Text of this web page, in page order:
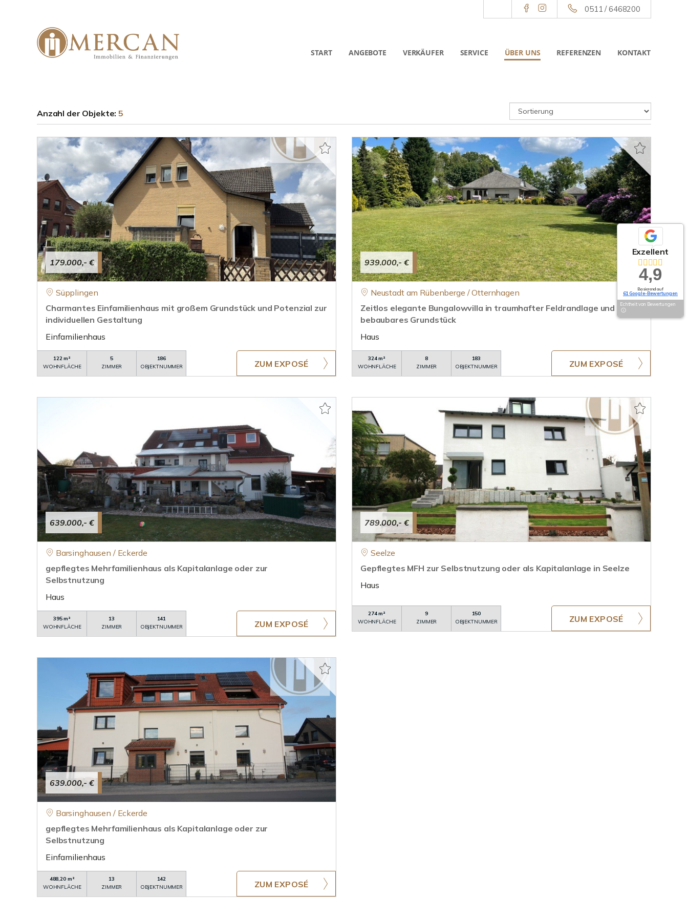
0511 / 6468200
START ANGEBOTE VERKÄUFER SERVICE ÜBER UNS REFERENZEN KONTAKT
Anzahl der Objekte:5
179.000,- €
Süpplingen
Charmantes Einfamilienhaus mit großem Grundstück und Potenzial zur
individuellen Gestaltung
Einfamilienhaus
122 m²
WOHNFLÄCHE
5
ZIMMER
186
OBJEKTNUMMER
ZUM EXPOSÉ
939.000,- €
Neustadt am Rübenberge / Otternhagen
Zeitlos elegante Bungalowvilla in traumhafter Feldrandlage und
bebaubares Grundstück
Haus
324 m²
WOHNFLÄCHE
8
ZIMMER
183
OBJEKTNUMMER
ZUM EXPOSÉ
639.000,- €
Barsinghausen / Eckerde
gepflegtes Mehrfamilienhaus als Kapitalanlage oder zur
Selbstnutzung
Haus
395 m²
WOHNFLÄCHE
13
ZIMMER
141
OBJEKTNUMMER
ZUM EXPOSÉ
789.000,- €
Seelze
Gepflegtes MFH zur Selbstnutzung oder als Kapitalanlage in Seelze
Haus
274 m²
WOHNFLÄCHE
9
ZIMMER
150
OBJEKTNUMMER
ZUM EXPOSÉ
639.000,- €
Barsinghausen / Eckerde
gepflegtes Mehrfamilienhaus als Kapitalanlage oder zur
Selbstnutzung
Einfamilienhaus
488,20 m²
WOHNFLÄCHE
13
ZIMMER
142
OBJEKTNUMMER
ZUM EXPOSÉ
Exzellent
4,9
Basierend auf
61 Google-Bewertungen
Echtheit von Bewertungen